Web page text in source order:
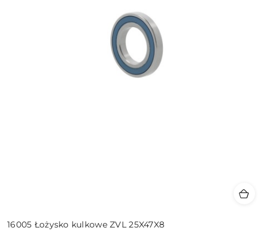
16005 Łożysko kulkowe ZVL 25X47X8